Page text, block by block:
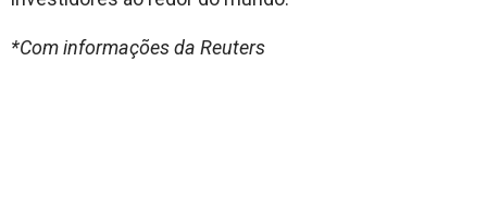
*Com informações da Reuters